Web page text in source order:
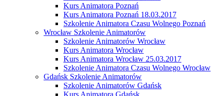
Kurs Animatora Poznań
Kurs Animatora Poznań 18.03.2017
Szkolenie Animatora Czasu Wolnego Poznań
Wrocław Szkolenie Animatorów
Szkolenie Animatorów Wrocław
Kurs Animatora Wrocław
Kurs Animatora Wrocław 25.03.2017
Szkolenie Animatora Czasu Wolnego Wrocław
Gdańsk Szkolenie Animatorów
Szkolenie Animatorów Gdańsk